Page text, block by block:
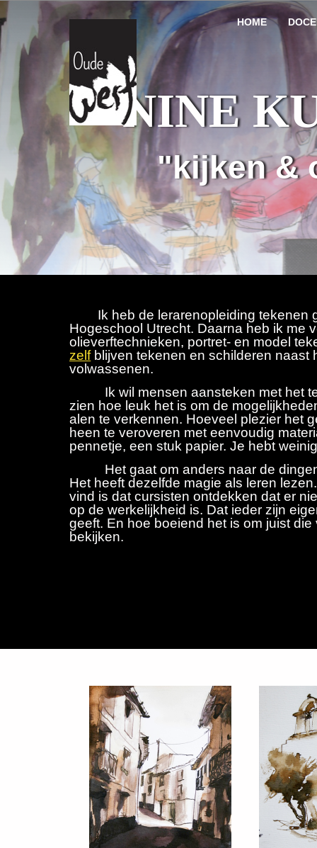
HOME
NINE
"kijken &
Ik heb de lerarenopleiding tekenen
Hogeschool Utrecht. Daarna heb ik me
olieverftechnieken, portret- en model
zelfblijven tekenen en schilderen naast
volwassenen.
Ik wil mensen aansteken met het
zien hoe leuk het is om de
alen te verkennen. Hoeveel plezier het
heen te veroveren met eenvoudig
pennetje, een stuk papier. Je hebt
Het gaat om anders naar de
Het heeft dezelfde magie als leren
vind is dat cursisten ontdekken dat er
op de werkelijkheid is. Dat ieder zijn
geeft. En hoe boeiend het is om juist die
bekijken.